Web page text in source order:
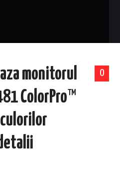
0
monitorul
ColorPro™